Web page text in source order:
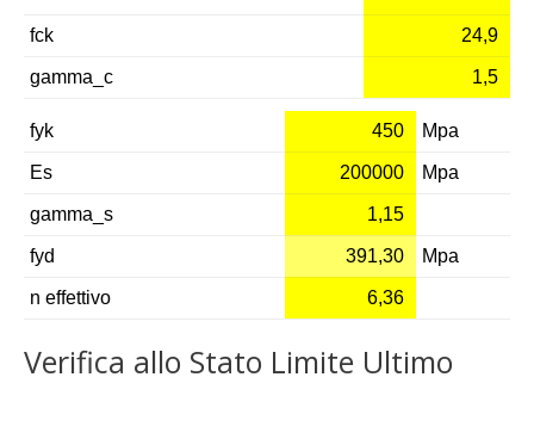
fck 24,9
gamma_c 1,5
fyk 450 Mpa
Es 200000 Mpa
gamma_s 1,15
fyd 391,30 Mpa
n effettivo 6,36
Verifica allo Stato Limite Ultimo